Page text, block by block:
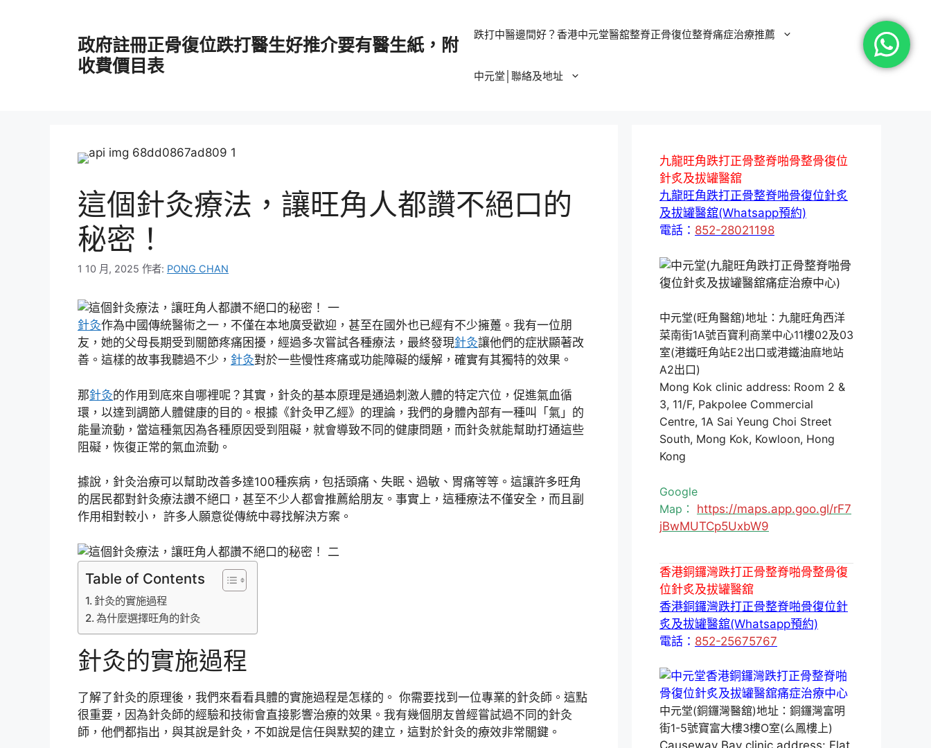
政府註冊正骨復位跌打醫生好推介要有醫生紙，附
收費價目表
跌打中醫邊間好？香港中元堂醫舘整脊正骨復位整脊痛症治療推薦
中元堂│聯絡及地址
這個針灸療法，讓旺角人都讚不絕口的
秘密！
1 10 月, 2025 作者: PONG CHAN
針灸作為中國傳統醫術之一，不僅在本地廣受歡迎，甚至在國外也已經有不少擁躉。我有一位朋
友，她的父母長期受到關節疼痛困擾，經過多次嘗試各種療法，最終發現針灸讓他們的症狀顯著改
善。這樣的故事我聽過不少， 針灸對於一些慢性疼痛或功能障礙的緩解，確實有其獨特的效果。
那針灸的作用到底來自哪裡呢？其實，針灸的基本原理是通過刺激人體的特定穴位，促進氣血循
環，以達到調節人體健康的目的。根據《針灸甲乙經》的理論，我們的身體內部有一種叫「氣」的
能量流動，當這種氣因為各種原因受到阻礙，就會導致不同的健康問題，而針灸就能幫助打通這些
阻礙，恢復正常的氣血流動。
據說，針灸治療可以幫助改善多達100種疾病，包括頭痛、失眠、過敏、胃痛等等。這讓許多旺角
的居民都對針灸療法讚不絕口，甚至不少人都會推薦給朋友。事實上，這種療法不僅安全，而且副
作用相對較小， 許多人願意從傳統中尋找解決方案。
Table of Contents
針灸的實施過程
為什麼選擇旺角的針灸
針灸的實施過程
了解了針灸的原理後，我們來看看具體的實施過程是怎樣的。 你需要找到一位專業的針灸師。這點
很重要，因為針灸師的經驗和技術會直接影響治療的效果。我有幾個朋友曾經嘗試過不同的針灸
師，他們都指出，與其說是針灸，不如說是信任與默契的建立，這對於針灸的療效非常關鍵。
九龍旺角跌打正骨整脊啪骨整骨復位
針炙及拔罐醫舘
九龍旺角跌打正骨整脊啪骨復位針炙
及拔罐醫舘(Whatsapp預約)
電話： 852-28021198
中元堂(旺角醫舘)地址：九龍旺角西洋
菜南街1A號百寶利商業中心11樓02及03
室(港鐵旺角站E2出口或港鐵油麻地站
A2出口)
Mong Kok clinic address: Room 2 &
3, 11/F, Pakpolee Commercial
Centre, 1A Sai Yeung Choi Street
South, Mong Kok, Kowloon, Hong
Kong
Google
Map： https://maps.app.goo.gl/rF7
jBwMUTCp5UxbW9
香港銅鑼灣跌打正骨整脊啪骨整骨復
位針炙及拔罐醫舘
香港銅鑼灣跌打正骨整脊啪骨復位針
炙及拔罐醫舘(Whatsapp預約)
電話： 852-25675767
中元堂(銅鑼灣醫舘)地址：銅鑼灣富明
街1-5號寶富大樓3樓O室(么鳳樓上)
Causeway Bay clinic address: Flat